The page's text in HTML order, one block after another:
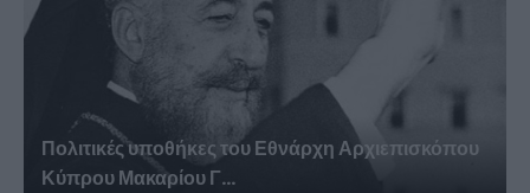
Πολιτικές υποθήκες του Εθνάρχη Αρχιεπισκόπου
Κύπρου Μακαρίου Γ...